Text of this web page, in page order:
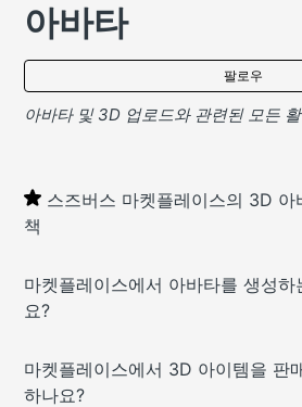
아바타
팔로우
아바타 및 3D 업로드와 관련된 모든
스즈버스 마켓플레이스의 3D 아
책
마켓플레이스에서 아바타를 생성
요?
마켓플레이스에서 3D 아이템을 판
하나요?